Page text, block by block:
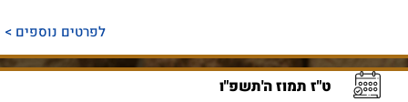
לפרטים נוספים >
ט"ז תמוז ה'תשפ"ו